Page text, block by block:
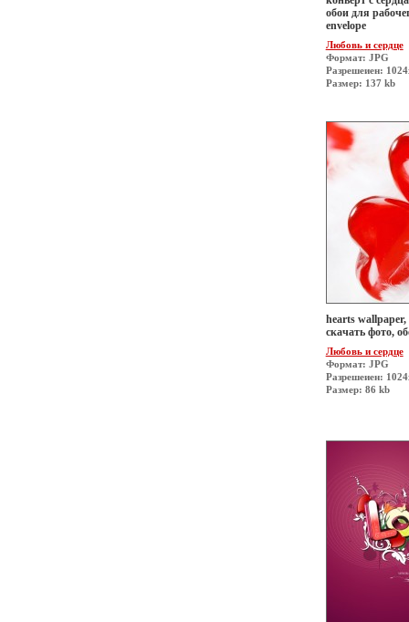
обои для
envelope
Любовь и сердце
Формат: JPG
Разрешеиен:
Размер: 137 kb
hearts wallpaper,
скачать фото,
Любовь и сердце
Формат: JPG
Разрешеиен:
Размер: 86 kb